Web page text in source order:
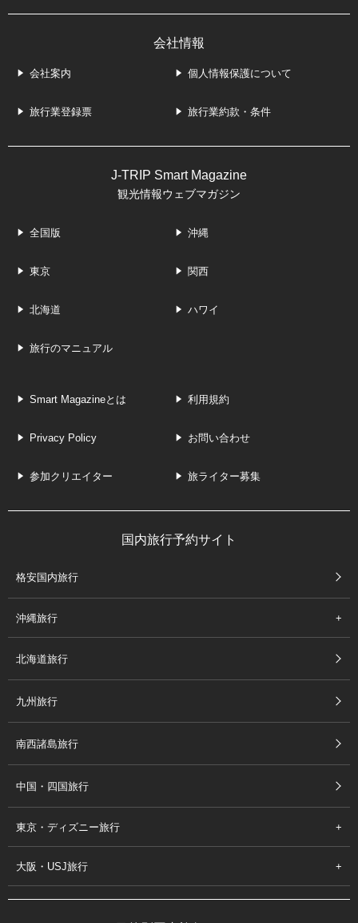
会社情報
会社案内 個人情報保護について
旅行業登録票 旅行業約款・条件
J-TRIP Smart Magazine
観光情報ウェブマガジン
全国版 沖縄
東京 関西
北海道 ハワイ
旅行のマニュアル
Smart Magazineとは 利用規約
Privacy Policy お問い合わせ
参加クリエイター 旅ライター募集
国内旅行予約サイト
格安国内旅行
沖縄旅行
北海道旅行
九州旅行
南西諸島旅行
中国・四国旅行
東京・ディズニー旅行
大阪・USJ旅行